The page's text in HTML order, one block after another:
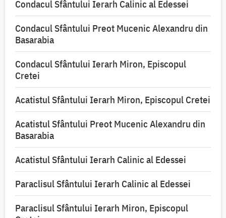
Condacul Sfântului Ierarh Calinic al Edessei
Condacul Sfântului Preot Mucenic Alexandru din
Basarabia
Condacul Sfântului Ierarh Miron, Episcopul
Cretei
Acatistul Sfântului Ierarh Miron, Episcopul Cretei
Acatistul Sfântului Preot Mucenic Alexandru din
Basarabia
Acatistul Sfântului Ierarh Calinic al Edessei
Paraclisul Sfântului Ierarh Calinic al Edessei
Paraclisul Sfântului Ierarh Miron, Episcopul